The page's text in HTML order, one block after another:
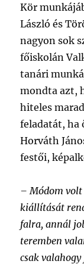
Kör
László és
nagyon sok
főiskolán
tanári
mondta azt,
hiteles
feladatát, ha
Horváth
festői,
– Módom
kiállítását
falra, annál
teremben
csak